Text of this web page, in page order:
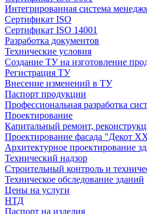
Интегрированная система
Сертификат ISO
Сертификат ISO 14001
Разработка документов
Технические условия
Создание ТУ на изготовление
Регистрация ТУ
Внесение изменений в ТУ
Паспорт продукции
Профессиональная разработка
Проектирование
Капитальный ремонт,
Проектирование фасада "Декот
Архитектурное проектирование
Технический надзор
Строительный контроль и
Техническое обследование зданий
Цены на услуги
НТД
Паспорт на изделия